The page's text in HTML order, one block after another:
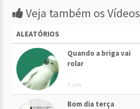
Veja também os Vídeos
ALEATÓRIOS
Quando a briga vai
rolar
3 Jan
Bom dia terça